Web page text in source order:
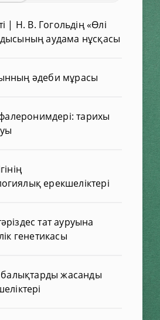
| Н. В. Гогольдің «Өлі
аудама нұсқасы
әдеби мұрасы
фалеронимдері: тарихы
ерекшеліктері
тат ауруына
генетикасы
балықтарды жасанды